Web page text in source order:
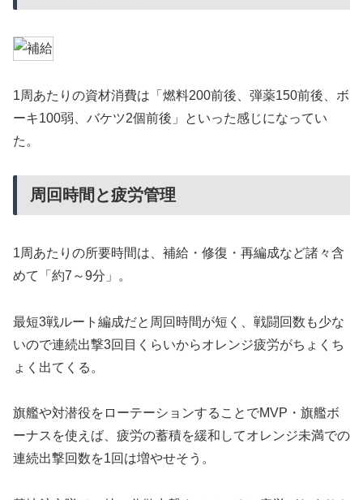
1周あたりの資材消費は「燃料200前後、弾薬150前後、ボ
ーキ100弱、バケツ2個前後」といった感じになってい
た。
周回時間と疲労管理
1周あたりの所要時間は、補給・修復・再編成など諸々含
めて「約7～9分」。
最短3戦ルート編成だと周回時間が短く、戦闘回数も少な
いので連続出撃3回目くらいからオレンジ疲労がちょくち
ょく出てくる。
旗艦や対潜役をローテーションすることでMVP・旗艦ボ
ーナスを使えば、疲労の蓄積を緩和してオレンジ未満での
連続出撃回数を1回は増やせそう。